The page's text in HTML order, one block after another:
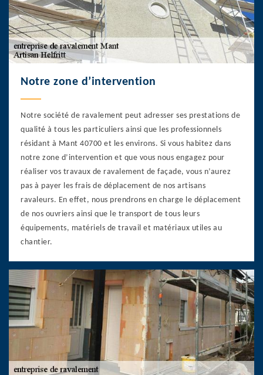
Notre zone d’intervention
Notre société de ravalement peut adresser ses prestations de
qualité à tous les particuliers ainsi que les professionnels
résidant à Mant 40700 et les environs. Si vous habitez dans
notre zone d’intervention et que vous nous engagez pour
réaliser vos travaux de ravalement de façade, vous n’aurez
pas à payer les frais de déplacement de nos artisans
ravaleurs. En effet, nous prendrons en charge le déplacement
de nos ouvriers ainsi que le transport de tous leurs
équipements, matériels de travail et matériaux utiles au
chantier.